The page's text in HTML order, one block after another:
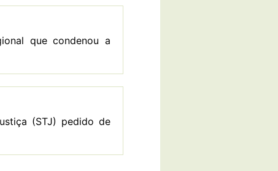
que condenou a
(STJ) pedido de